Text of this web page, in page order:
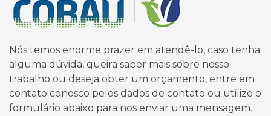
Nós temos enorme prazer em atendê-lo, caso tenha
alguma dúvida, queira saber mais sobre nosso
trabalho ou deseja obter um orçamento, entre em
contato conosco pelos dados de contato ou utilize o
formulário abaixo para nos enviar uma mensagem.